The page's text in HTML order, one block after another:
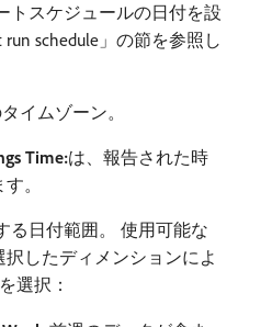
トスケジュールの日付を設
schedule」の節を参照し
イムゾーン。
Time:​は、報告された時
。
る日付範囲。 使用可能な
したディメンションによ
選択：